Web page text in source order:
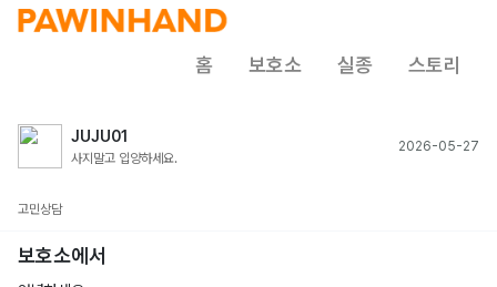
홈 보호소 실종 스토리
JUJU01
사지말고 입양하세요.
2026-05-27
고민상담
보호소에서